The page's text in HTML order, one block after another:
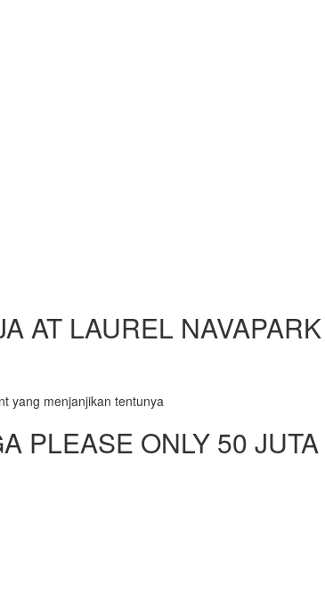
AT LAUREL NAVAPARK
yang menjanjikan tentunya
PLEASE ONLY 50 JUTA